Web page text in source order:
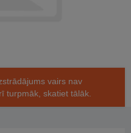
vairs nav
turpmāk, skatiet tālāk.